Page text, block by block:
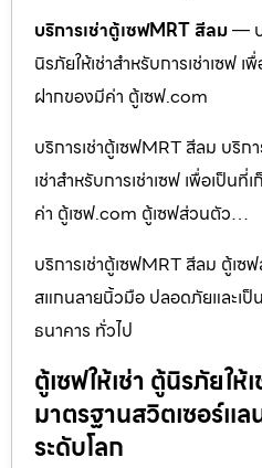
บริการเช่าตู้เซฟMRT สีลม—
นิรภัยให้เช่าสำหรับการเช่าเซฟ
ฝากของมีค่า ตู้เซฟ.com
บริการเช่าตู้เซฟMRT สีลม บริ
เช่าสำหรับการเช่าเซฟ เพื่อเป็น
ค่า ตู้เซฟ.com ตู้เซฟส่วนตัว…
บริการเช่าตู้เซฟMRT สีลม ตู้เซ
สแกนลายนิ้วมือ ปลอดภัยและเป็
ธนาคาร ทั่วไป
ตู้เซฟให้เช่า ตู้นิรภัยให้
มาตรฐานสวิตเซอร์แ
ระดับโลก